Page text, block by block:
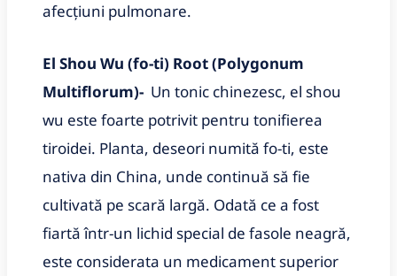
afecțiuni pulmonare.
El Shou Wu (fo-ti) Root (Polygonum
Multiflorum)- Un tonic chinezesc, el shou
wu este foarte potrivit pentru tonifierea
tiroidei. Planta, deseori numită fo-ti, este
nativa din China, unde continuă să fie
cultivată pe scară largă. Odată ce a fost
fiartă într-un lichid special de fasole neagră,
este considerata un medicament superior